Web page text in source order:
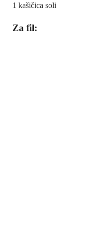
1 kašičica soli
Za fil: